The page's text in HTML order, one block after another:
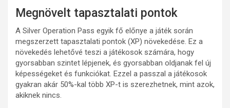
Megnövelt tapasztalati pontok
A Silver Operation Pass egyik fő előnye a játék során
megszerzett tapasztalati pontok (XP) növekedése. Ez a
növekedés lehetővé teszi a játékosok számára, hogy
gyorsabban szintet lépjenek, és gyorsabban oldjanak fel új
képességeket és funkciókat. Ezzel a passzal a játékosok
gyakran akár 50%-kal több XP-t is szerezhetnek, mint azok,
akiknek nincs.